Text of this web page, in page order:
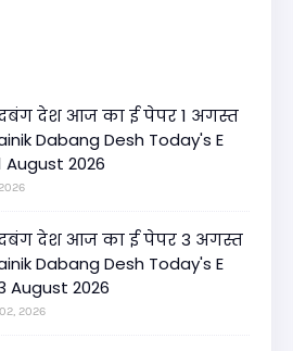
देश आज का ई पेपर 1 अगस्त
Dabang Desh Today's E
August 2026
देश आज का ई पेपर 3 अगस्त
Dabang Desh Today's E
August 2026
2026